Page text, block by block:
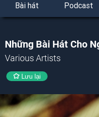
Bài hát Podcast
Những Bài Hát Cho
Various Artists
Lưu lại